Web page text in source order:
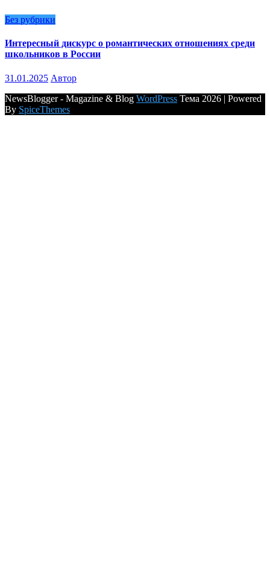
Без рубрики
Интересный дискурс о романтических отношениях среди
школьников в России
31.01.2025 Автор
NewsBlogger - Magazine & Blog WordPress Тема 2026 | Powered
By SpiceThemes